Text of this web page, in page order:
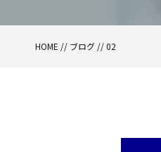
HOME // ブログ // 02